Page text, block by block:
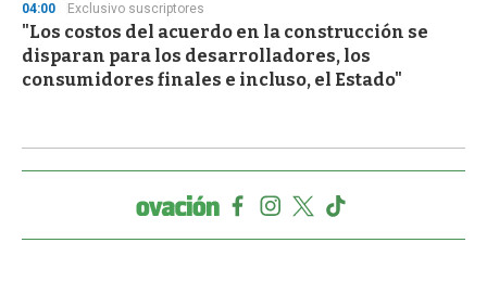
04:00 Exclusivo suscriptores
"Los costos del acuerdo en la construcción se
disparan para los desarrolladores, los
consumidores finales e incluso, el Estado"